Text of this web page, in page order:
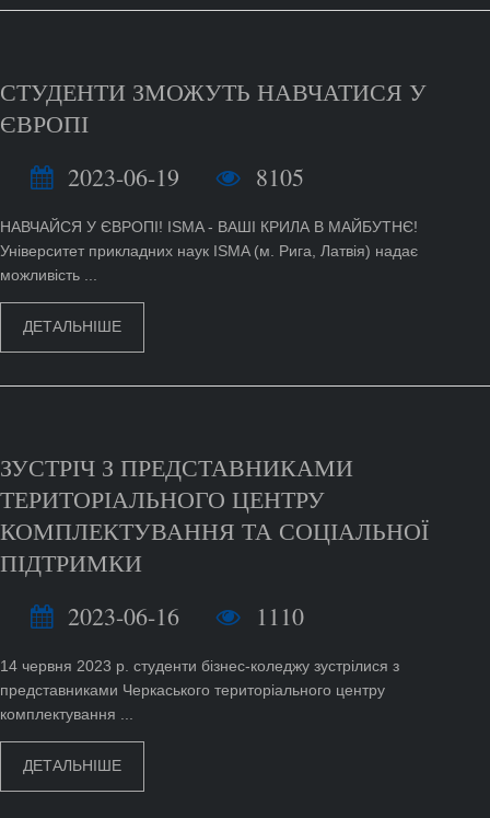
СТУДЕНТИ ЗМОЖУТЬ НАВЧАТИСЯ У
ЄВРОПІ
2023-06-19
8105
НАВЧАЙСЯ У ЄВРОПІ! ISMA - ВАШІ КРИЛА В МАЙБУТНЄ!
Університет прикладних наук ISMA (м. Рига, Латвія) надає
можливість ...
ДЕТАЛЬНІШЕ
ЗУСТРІЧ З ПРЕДСТАВНИКАМИ
ТЕРИТОРІАЛЬНОГО ЦЕНТРУ
КОМПЛЕКТУВАННЯ ТА СОЦІАЛЬНОЇ
ПІДТРИМКИ
2023-06-16
1110
14 червня 2023 р. студенти бізнес-коледжу зустрілися з
представниками Черкаського територіального центру
комплектування ...
ДЕТАЛЬНІШЕ